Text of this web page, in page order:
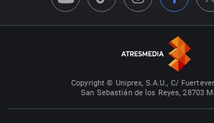
Copyright © Uniprex, S.A.U., C/
San Sebastián de los Reyes, 28703